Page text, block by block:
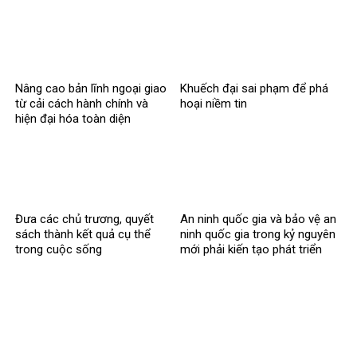
Nâng cao bản lĩnh ngoại giao
từ cải cách hành chính và
hiện đại hóa toàn diện
Khuếch đại sai phạm để phá
hoại niềm tin
Đưa các chủ trương, quyết
sách thành kết quả cụ thể
trong cuộc sống
An ninh quốc gia và bảo vệ an
ninh quốc gia trong kỷ nguyên
mới phải kiến tạo phát triển